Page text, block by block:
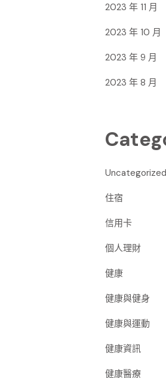
2023 年 11 月
2023 年 10 月
2023 年 9 月
2023 年 8 月
Uncategorized
住宿
信用卡
個人理財
健康
健康與健身
健康與運動
健康資訊
健康醫療